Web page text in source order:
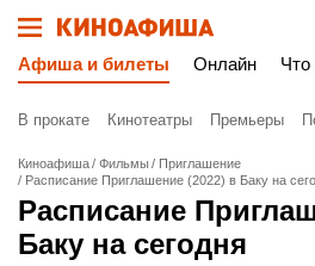
Афиша и билеты Онлайн Что
В прокате Кинотеатры Премьеры
Киноафиша Фильмы
Приглашение
Расписание Приглашение (2022) в Баку на
Расписание
Баку на сегодня